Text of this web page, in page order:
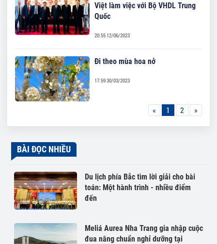
Việt làm việc với Bộ VHDL Trung
Quốc
20:55 12/06/2023
Đi theo mùa hoa nở
17:59 30/03/2023
« 1 2 »
BÀI ĐỌC NHIỀU
Du lịch phía Bắc tìm lời giải cho bài
toán: Một hành trình - nhiều điểm
đến
Meliá Aurea Nha Trang gia nhập cuộc
đua nâng chuẩn nghỉ dưỡng tại